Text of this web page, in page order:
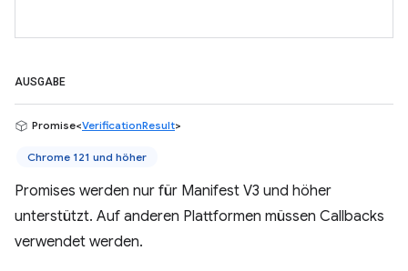
AUSGABE
Promise<VerificationResult>
Chrome 121 und höher
Promises werden nur für Manifest V3 und höher
unterstützt. Auf anderen Plattformen müssen Callbacks
verwendet werden.